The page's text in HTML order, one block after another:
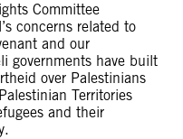
Committee
concerns related to
and our
governments have built
over Palestinians
Territories
and their